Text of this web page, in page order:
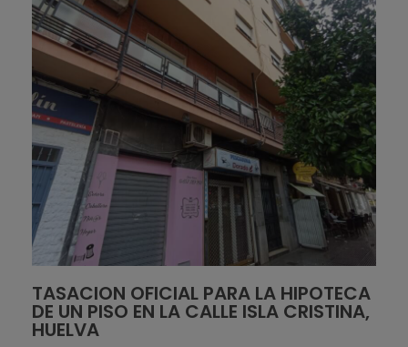
TASACION OFICIAL PARA LA HIPOTECA
DE UN PISO EN LA CALLE ISLA CRISTINA,
HUELVA